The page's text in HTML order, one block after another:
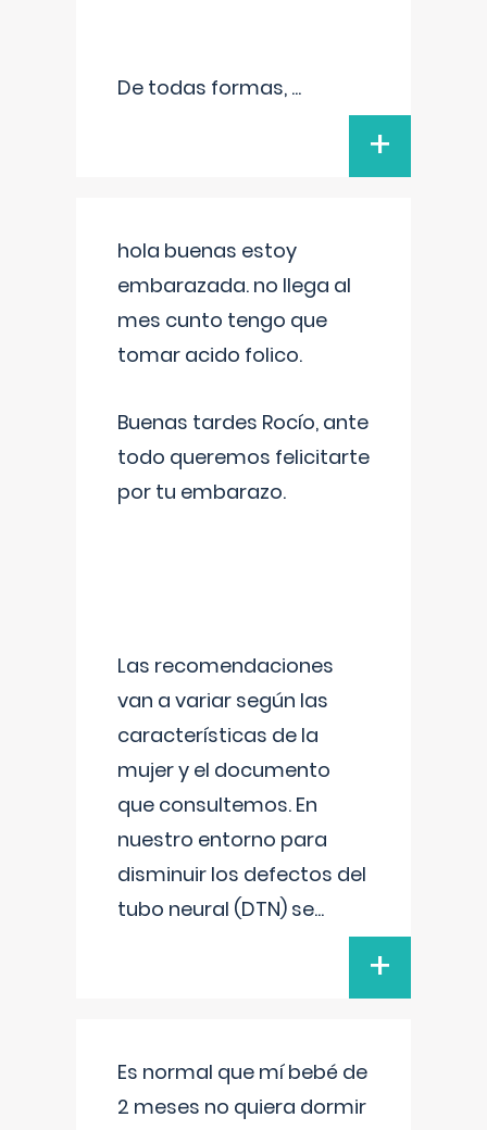
De todas formas, ...
+
hola buenas estoy
embarazada. no llega al
mes cunto tengo que
tomar acido folico.
Buenas tardes Rocío, ante
todo queremos felicitarte
por tu embarazo.
Las recomendaciones
van a variar según las
características de la
mujer y el documento
que consultemos. En
nuestro entorno para
disminuir los defectos del
tubo neural (DTN) se...
+
Es normal que mí bebé de
2 meses no quiera dormir